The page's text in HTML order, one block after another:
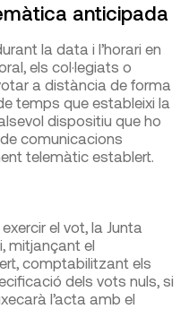
anticipada
la data i l’horari en
els col·legiats o
a distància de forma
temps que estableixi la
dispositiu que ho
comunicacions
telemàtic establert.
el vot, la Junta
mitjançant el
comptabilitzant els
dels vots nuls, si
l’acta amb el